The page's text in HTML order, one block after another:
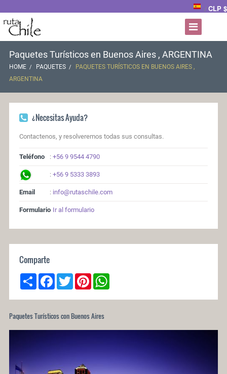
/ CLP $
Paquetes Turísticos en Buenos Aires , ARGENTINA
HOME PAQUETES
PAQUETES TURÍSTICOS EN BUENOS AIRES ,
ARGENTINA
¿Necesitas Ayuda?
Contactenos, y resolveremos todas sus consultas.
Teléfono : +56 9 9544 4790
: +56 9 5333 3893
Email : info@rutaschile.com
FormularioIr al formulario
Comparte
Share FacebookTwitterPinterestWhatsApp
Paquetes Turísticos con Buenos Aires